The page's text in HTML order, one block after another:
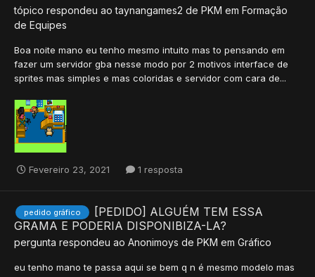
tópico respondeu aotaynangames2 de PKM em Formação
de Equipes
Boa noite mano eu tenho mesmo intuito mas to pensando em
fazer um servidor gba nesse modo por 2 motivos interface de
sprites mas simples e mas coloridas e servidor com cara de...
Fevereiro 23, 2021 1 resposta
pedido gráfico
[PEDIDO] ALGUÉM TEM ESSA
GRAMA E PODERIA DISPONIBIZA-LA?
pergunta respondeu ao Anonimoys de PKM em Gráfico
eu tenho mano te passa aqui se bem q n é mesmo modelo mas